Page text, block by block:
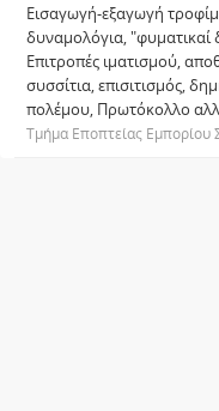
Εισαγωγή-εξαγωγή
δυναμολόγια, "φυματικαί
Επιτροπές ιματισμού,
συσσίτια, επισιτισμός,
πολέμου, Πρωτόκολλο
Τμήμα Εποπτείας Εμπορίου